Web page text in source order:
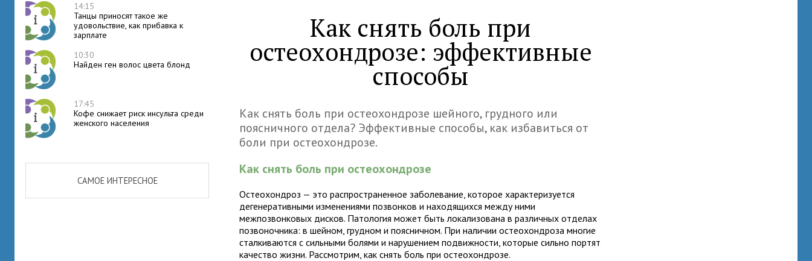
14:15
Танцы приносят такое же
удовольствие, как прибавка к
зарплате
10:30
Найден ген волос цвета блонд
17:45
Кофе снижает риск инсульта среди
женского населения
САМОЕ ИНТЕРЕСНОЕ
Как снять боль при
остеохондрозе: эффективные
способы
Как снять боль при остеохондрозе шейного, грудного или
поясничного отдела? Эффективные способы, как избавиться от
боли при остеохондрозе.
Как снять боль при остеохондрозе
Остеохондроз — это распространенное заболевание, которое характеризуется
дегенеративными изменениями позвонков и находящихся между ними
межпозвонковых дисков. Патология может быть локализована в различных отделах
позвоночника: в шейном, грудном и поясничном. При наличии остеохондроза многие
сталкиваются с сильными болями и нарушением подвижности, которые сильно портят
качество жизни. Рассмотрим, как снять боль при остеохондрозе.